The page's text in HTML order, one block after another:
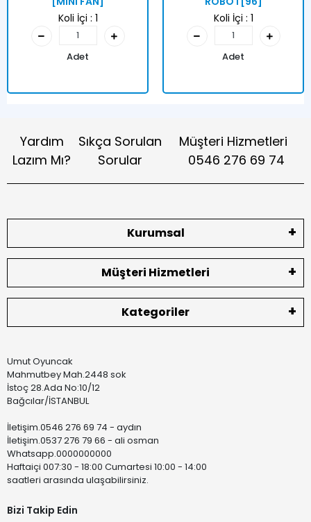
Koli İçi : 1
Adet
Koli İçi : 1
Adet
Yardım
Lazım Mı?
Sıkça Sorulan
Sorular
Müşteri Hizmetleri
0546 276 69 74
Kurumsal
Müşteri Hizmetleri
Kategoriler
Umut Oyuncak
Mahmutbey Mah.2448 sok
İstoç 28.Ada No:10/12
Bağcılar/İSTANBUL
İletişim.0546 276 69 74 - aydın
İletişim.0537 276 79 66 - ali osman
Whatsapp.0000000000
Haftaiçi 007:30 - 18:00 Cumartesi 10:00 - 14:00
saatleri arasında ulaşabilirsiniz.
Bizi Takip Edin